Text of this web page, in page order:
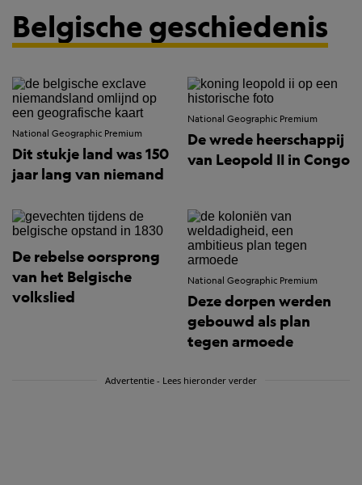
Belgische geschiedenis
National Geographic Premium
Dit stukje land was 150
jaar lang van niemand
National Geographic Premium
De wrede heerschappij
van Leopold II in Congo
De rebelse oorsprong
van het Belgische
volkslied
National Geographic Premium
Deze dorpen werden
gebouwd als plan
tegen armoede
Advertentie - Lees hieronder verder